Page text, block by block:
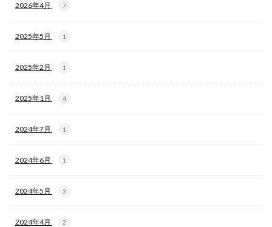
2026年4月 7
2025年5月 1
2025年2月 1
2025年1月 4
2024年7月 1
2024年6月 1
2024年5月 3
2024年4月 2